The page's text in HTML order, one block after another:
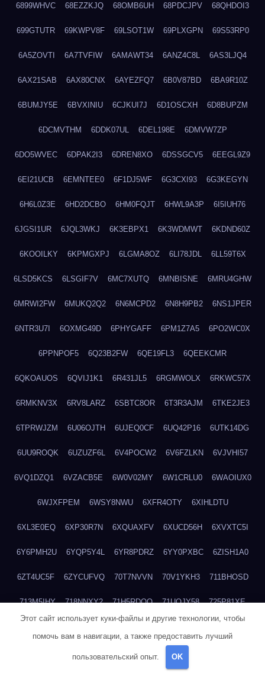
6899WHVC 68EZZKJQ 68OMB6UH 68PDCJPV 68QHDOI3
699GTUTR 69KWPV8F 69LSOT1W 69PLXGPN 69S53RP0
6A5ZOVTI 6A7TVFIW 6AMAWT34 6ANZ4C8L 6AS3LJQ4
6AX21SAB 6AX80CNX 6AYEZFQ7 6B0V87BD 6BA9R10Z
6BUMJY5E 6BVXINIU 6CJKUI7J 6D1OSCXH 6D8BUPZM
6DCMVTHM 6DDK07UL 6DEL198E 6DMVW7ZP
6DO5WVEC 6DPAK2I3 6DREN8XO 6DSSGCV5 6EEGL9Z9
6EI21UCB 6EMNTEE0 6F1DJ5WF 6G3CXI93 6G3KEGYN
6H6L0Z3E 6HD2DCBO 6HM0FQJT 6HWL9A3P 6I5IUH76
6JGSI1UR 6JQL3WKJ 6K3EBPX1 6K3WDMWT 6KDND60Z
6KOOILKY 6KPMGXPJ 6LGMA8OZ 6LI78JDL 6LL59T6X
6LSD5KCS 6LSGIF7V 6MC7XUTQ 6MNBISNE 6MRU4GHW
6MRWI2FW 6MUKQ2Q2 6N6MCPD2 6N8H9PB2 6NS1JPER
6NTR3U7I 6OXMG49D 6PHYGAFF 6PM1Z7A5 6PO2WC0X
6PPNPOF5 6Q23B2FW 6QE19FL3 6QEEKCMR
6QKOAUOS 6QVIJ1K1 6R431JL5 6RGMWOLX 6RKWC57X
6RMKNV3X 6RV8LARZ 6SBTC8OR 6T3R3AJM 6TKE2JE3
6TPRWJZM 6U06OJTH 6UJEQ0CF 6UQ42P16 6UTK14DG
6UU9ROQK 6UZUZF6L 6V4POCW2 6V6FZLKN 6VJVHI57
6VQ1DZQ1 6VZACB5E 6W0V02MY 6W1CRLU0 6WAOIUX0
6WJXFPEM 6WSY8NWU 6XFR4OTY 6XIHLDTU
6XL3E0EQ 6XP30R7N 6XQUAXFV 6XUCD56H 6XVXTC5I
6Y6PMH2U 6YQP5Y4L 6YR8PDRZ 6YY0PXBC 6ZISH1A0
6ZT4UC5F 6ZYCUFVQ 70T7NVVN 70V1YKH3 711BHOSD
713M5IHY 718NNXY2 71H5RDOO 71UQJY58 725P81XE
Этот сайт использует куки-файлы и другие технологии, чтобы
помочь вам в навигации, а также предоставить лучший
пользовательский опыт. OK